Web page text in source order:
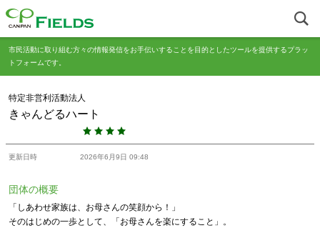
市民活動に取り組む方々の情報発信をお手伝いすることを目的としたツールを提供するプラッ
トフォームです。
特定非営利活動法人
きゃんどるハート
更新日時 2026年6月9日 09:48
団体の概要
「しあわせ家族は、お母さんの笑顔から！」
そのはじめの一歩として、「お母さんを楽にすること」。